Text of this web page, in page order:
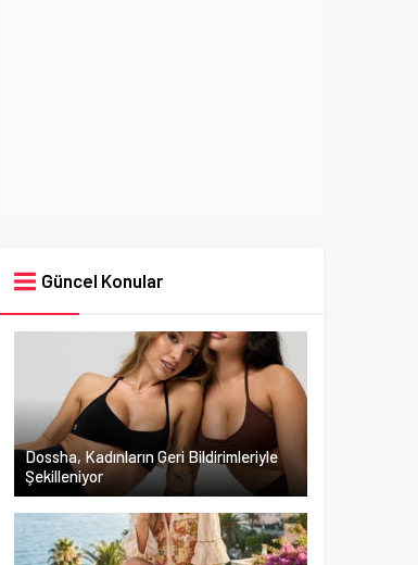
Güncel Konular
Dossha, Kadınların Geri Bildirimleriyle
Şekilleniyor